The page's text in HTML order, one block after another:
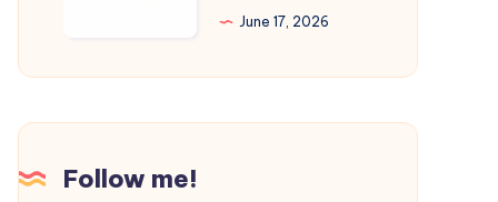
Hearts
|
June 17, 2026
Follow me!